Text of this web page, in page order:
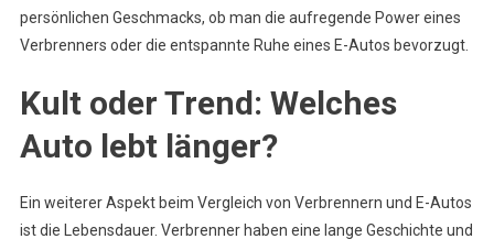
persönlichen Geschmacks, ob man die aufregende Power eines
Verbrenners oder die entspannte Ruhe eines E-Autos bevorzugt.
Kult oder Trend: Welches
Auto lebt länger?
Ein weiterer Aspekt beim Vergleich von Verbrennern und E-Autos
ist die Lebensdauer. Verbrenner haben eine lange Geschichte und